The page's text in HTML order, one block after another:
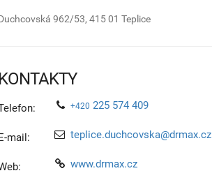
962/53, 415 01 Teplice
KONTAKTY
+420 225 574 409
mail: teplice.duchcovska@drmax.cz
www.drmax.cz